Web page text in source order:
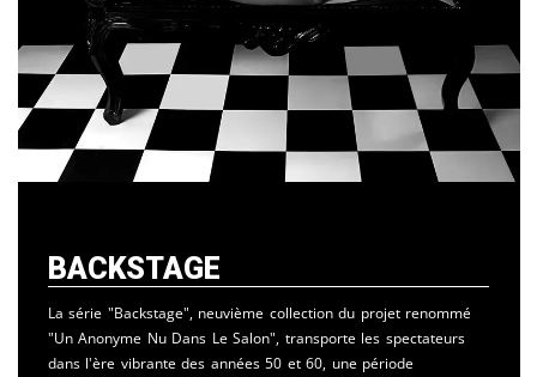
Backstage
La série "Backstage", neuvième collection du projet renommé
"Un Anonyme Nu Dans Le Salon", transporte les spectateurs
dans l'ère vibrante des années 50 et 60, une période